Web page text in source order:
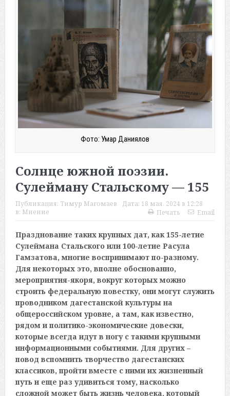
Фото: Умар Даниялов
Солнце южной поэзии.
Сулейману Стальскому — 155
Публикация: Тимур Магомаев Дата: 18 мая, 2024 в 12:28
в: Мнение Печать Email
Празднование таких крупных дат, как 155-летие
Сулеймана Стальского или 100-летие Расула
Гамзатова, многие воспринимают по-разному.
Для некоторых это, вполне обоснованно,
мероприятия-якоря, вокруг которых можно
строить федеральную повестку, они могут служить
проводником дагестанской культуры на
общероссийском уровне, а там, как известно,
рядом и политико-экономические довески,
которые всегда идут в ногу с такими крупными
информационными событиями. Для других –
повод вспомнить творчество дагестанских
классиков, пройти вместе с ними их жизненный
путь и еще раз удивиться тому, насколько
сложной может быть жизнь человека, который